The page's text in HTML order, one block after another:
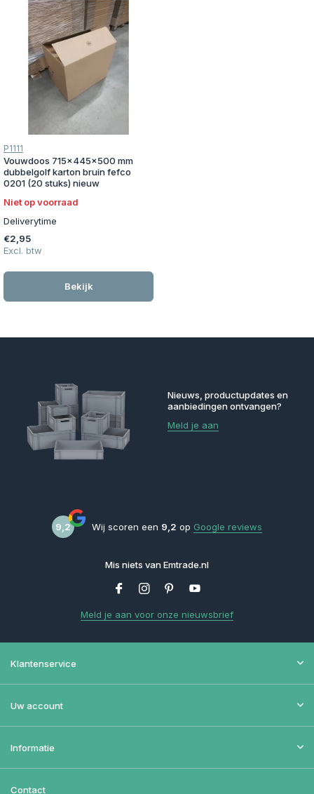
P1111
Vouwdoos 715x445x500 mm
dubbelgolf karton bruin fefco
0201 (20 stuks) nieuw
Niet op voorraad
Deliverytime
€2,95
Excl. btw
Bekijk
Nieuws, productupdates en
aanbiedingen ontvangen?
Meld je aan
9,2 Wij scoren een 9,2 op Google reviews
Mis niets van Emtrade.nl
Meld je aan voor onze nieuwsbrief
Klantenservice
Uw account
Informatie
Contact